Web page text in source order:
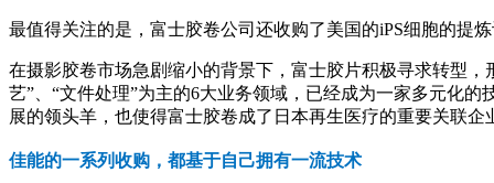
最值得关注的是，富士胶卷公司还收购了美国的iPS细胞的提
在摄影胶卷市场急剧缩小的背景下，富士胶片积极寻求转型，
艺”、“文件处理”为主的6大业务领域，已经成为一家多元化
展的领头羊，也使得富士胶卷成了日本再生医疗的重要关联企
佳能的一系列收购，都基于自己拥有一流技术